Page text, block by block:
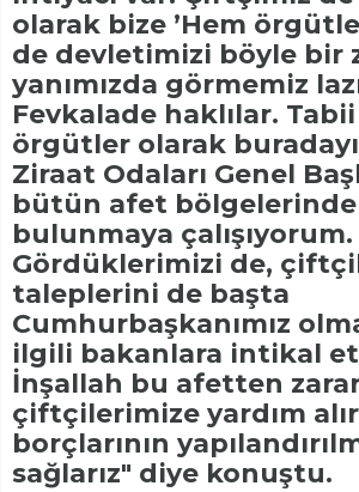
olarak bize ’Hem
de devletimizi böyle bir
yanımızda görmemiz
Fevkalade haklılar.
örgütler olarak
Ziraat Odaları Genel
bütün afet bölgelerinde
bulunmaya çalışıyorum.
Gördüklerimizi de,
taleplerini de başta
Cumhurbaşkanımız
ilgili bakanlara intikal
İnşallah bu afetten
çiftçilerimize yardım
borçlarının
sağlarız" diye konuştu.